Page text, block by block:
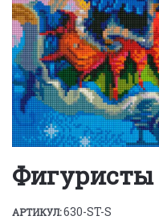
Фигуристы
АРТИКУЛ:630-ST-S